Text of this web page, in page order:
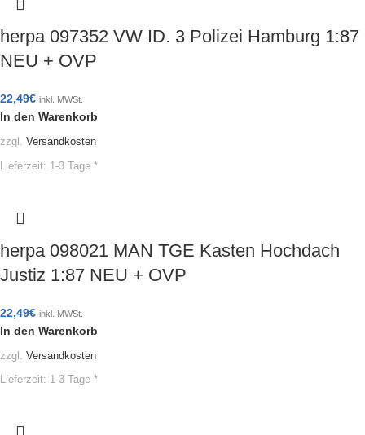
herpa 097352 VW ID. 3 Polizei Hamburg 1:87
NEU + OVP
22,49€ inkl. MWSt.
In den Warenkorb
zzgl. Versandkosten
Lieferzeit: 1-3 Tage *
herpa 098021 MAN TGE Kasten Hochdach
Justiz 1:87 NEU + OVP
22,49€ inkl. MWSt.
In den Warenkorb
zzgl. Versandkosten
Lieferzeit: 1-3 Tage *